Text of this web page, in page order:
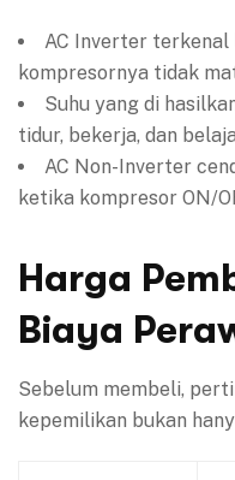
AC Inverter terkenal
kompresornya tidak
Suhu yang di
tidur, bekerja, dan
AC Non-Inverter
ketika kompresor ON/
Harga
Biaya
Sebelum membeli,
kepemilikan bukan